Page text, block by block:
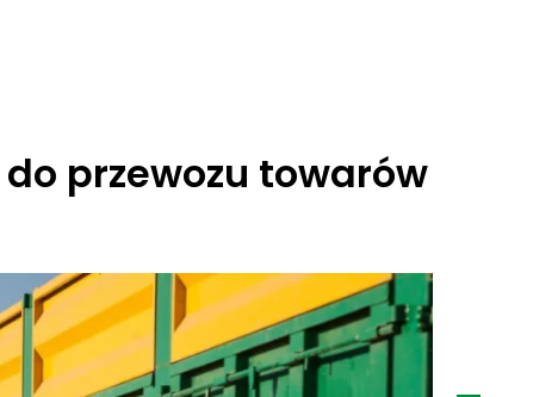
przewozu towarów